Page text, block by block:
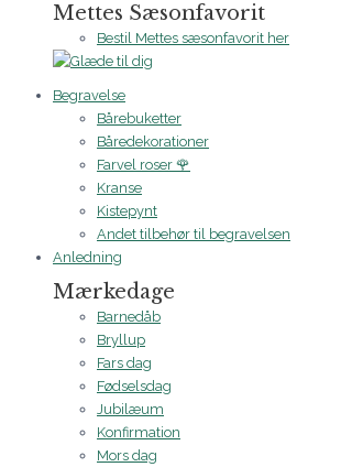
Mettes Sæsonfavorit
Bestil Mettes sæsonfavorit her
Begravelse
Bårebuketter
Båredekorationer
Farvel roser 🌹
Kranse
Kistepynt
Andet tilbehør til begravelsen
Anledning
Mærkedage
Barnedåb
Bryllup
Fars dag
Fødselsdag
Jubilæum
Konfirmation
Mors dag